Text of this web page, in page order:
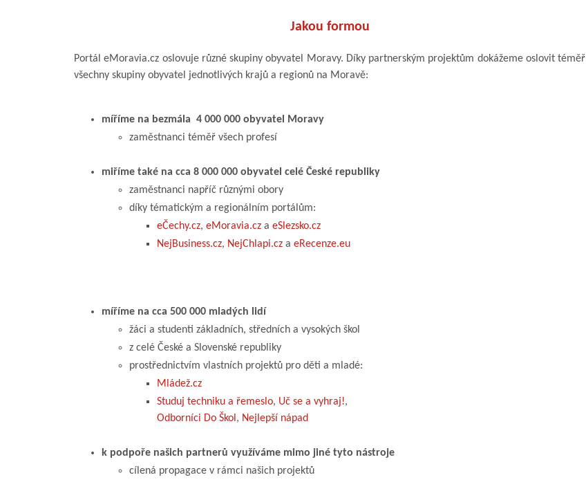
Jakou formou
Portál eMoravia.cz oslovuje různé skupiny obyvatel Moravy. Díky partnerským projektům dokážeme oslovit téměř
všechny skupiny obyvatel jednotlivých krajů a regionů na Moravě:
míříme na bezmála 4 000 000 obyvatel Moravy
zaměstnanci téměř všech profesí
miříme také na cca 8 000 000 obyvatel celé České republiky
zaměstnanci napříč různými obory
díky tématickým a regionálním portálům:
eČechy.cz, eMoravia.cz a eSlezsko.cz
NejBusiness.cz, NejChlapi.cz a eRecenze.eu
míříme na cca 500 000 mladých lidí
žáci a studenti základních, středních a vysokých škol
z celé České a Slovenské republiky
prostřednictvím vlastních projektů pro děti a mladé:
Mládež.cz
Studuj techniku a řemeslo, Uč se a vyhraj!,
Odborníci Do Škol , Nejlepší nápad
k podpoře našich partnerů využíváme mimo jiné tyto nástroje
cílená propagace v rámci našich projektů